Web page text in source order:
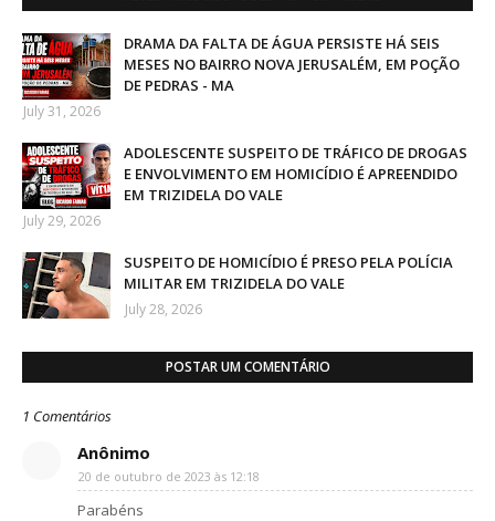
DRAMA DA FALTA DE ÁGUA PERSISTE HÁ SEIS
MESES NO BAIRRO NOVA JERUSALÉM, EM POÇÃO
DE PEDRAS - MA
July 31, 2026
ADOLESCENTE SUSPEITO DE TRÁFICO DE DROGAS
E ENVOLVIMENTO EM HOMICÍDIO É APREENDIDO
EM TRIZIDELA DO VALE
July 29, 2026
SUSPEITO DE HOMICÍDIO É PRESO PELA POLÍCIA
MILITAR EM TRIZIDELA DO VALE
July 28, 2026
POSTAR UM COMENTÁRIO
1 Comentários
Anônimo
20 de outubro de 2023 às 12:18
Parabéns